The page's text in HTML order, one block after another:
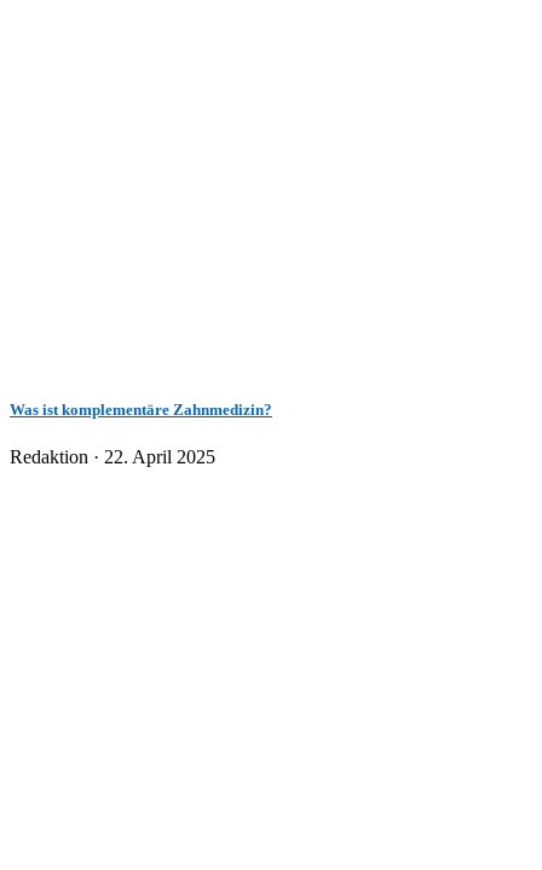
Was ist komplementäre Zahnmedizin?
Redaktion · Veröffentlicht
22. April 2025